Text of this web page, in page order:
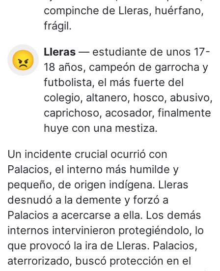
compinche de Lleras, huérfano,
frágil.
😠 Lleras — estudiante de unos 17-
18 años, campeón de garrocha y
futbolista, el más fuerte del
colegio, altanero, hosco, abusivo,
caprichoso, acosador, finalmente
huye con una mestiza.
Un incidente crucial ocurrió con
Palacios, el interno más humilde y
pequeño, de origen indígena. Lleras
desnudó a la demente y forzó a
Palacios a acercarse a ella. Los demás
internos intervinieron protegiéndolo, lo
que provocó la ira de Lleras. Palacios,
aterrorizado, buscó protección en el